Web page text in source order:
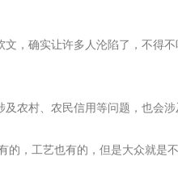
确实让许多人沦陷了，不得
村、农民信用等问题，也会涉
，工艺也有的，但是大众就是不